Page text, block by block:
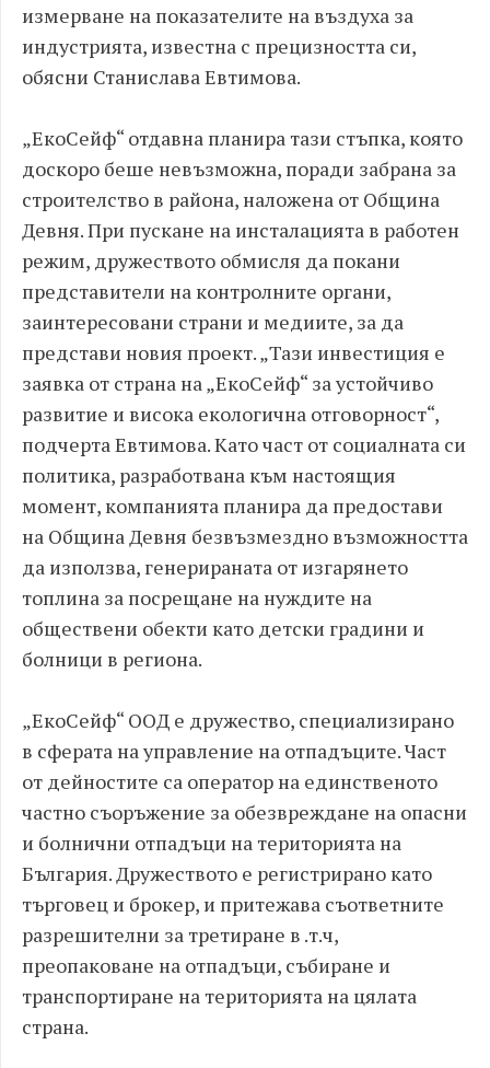
измерване на показателите на въздуха за
индустрията, известна с прецизността си,
обясни Станислава Евтимова.
„ЕкоСейф“ отдавна планира тази стъпка, която
доскоро беше невъзможна, поради забрана за
строителство в района, наложена от Община
Девня. При пускане на инсталацията в работен
режим, дружеството обмисля да покани
представители на контролните органи,
заинтересовани страни и медиите, за да
представи новия проект. „Тази инвестиция е
заявка от страна на „ЕкоСейф“ за устойчиво
развитие и висока екологична отговорност“,
подчерта Евтимова. Като част от социалната си
политика, разработвана към настоящия
момент, компанията планира да предостави
на Община Девня безвъзмездно възможността
да използва, генерираната от изгарянето
топлина за посрещане на нуждите на
обществени обекти като детски градини и
болници в региона.
„ЕкоСейф“ ООД е дружество, специализирано
в сферата на управление на отпадъците. Част
от дейностите са оператор на единственото
частно съоръжение за обезвреждане на опасни
и болнични отпадъци на територията на
България. Дружеството е регистрирано като
търговец и брокер, и притежава съответните
разрешителни за третиране в .т.ч,
преопаковане на отпадъци, събиране и
транспортиране на територията на цялата
страна.